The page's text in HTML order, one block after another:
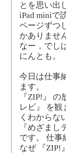
とを思い出
iPad miniで
ページずつ
かありませ
なー，でし
にんとも。
今日は仕事
ます。
『ZIP!』
レビ』 を
くわからな
『めざま
です。 仕
なぜ 『ZIP!